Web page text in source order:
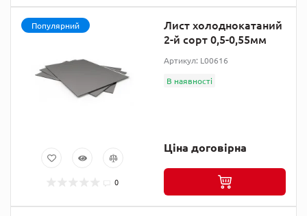
Популярний
0
Лист холоднокатаний
2-й сорт 0,5-0,55мм
Артикул: L00616
В наявності
Ціна договірна